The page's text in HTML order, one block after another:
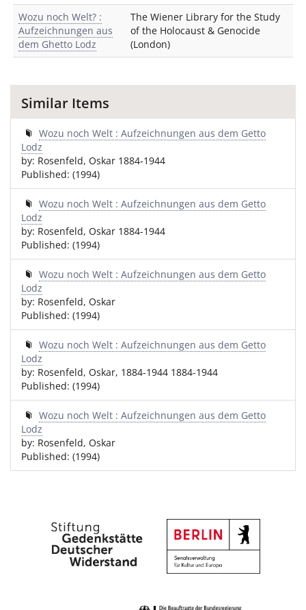
Wozu noch Welt? :
Aufzeichnungen aus
dem Ghetto Lodz
The Wiener Library for the Study
of the Holocaust & Genocide
(London)
Similar Items
Wozu noch Welt : Aufzeichnungen aus dem Getto
Lodz
by: Rosenfeld, Oskar 1884-1944
Published: (1994)
Wozu noch Welt : Aufzeichnungen aus dem Getto
Lodz
by: Rosenfeld, Oskar 1884-1944
Published: (1994)
Wozu noch Welt : Aufzeichnungen aus dem Getto
Lodz
by: Rosenfeld, Oskar
Published: (1994)
Wozu noch Welt : Aufzeichnungen aus dem Getto
Lodz
by: Rosenfeld, Oskar, 1884-1944 1884-1944
Published: (1994)
Wozu noch Welt : Aufzeichnungen aus dem Getto
Lodz
by: Rosenfeld, Oskar
Published: (1994)